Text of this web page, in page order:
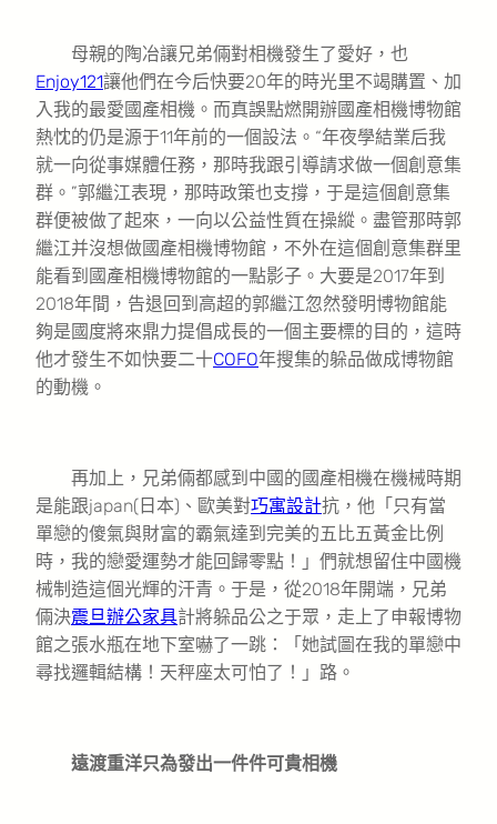
母親的陶冶讓兄弟倆對相機發生了愛好，也
Enjoy121讓他們在今后快要20年的時光里不竭購置、加
入我的最愛國產相機。而真誤點燃開辦國產相機博物館
熱忱的仍是源于11年前的一個設法。“年夜學結業后我
就一向從事媒體任務，那時我跟引導請求做一個創意集
群。”郭繼江表現，那時政策也支撐，于是這個創意集
群便被做了起來，一向以公益性質在操縱。盡管那時郭
繼江并沒想做國產相機博物館，不外在這個創意集群里
能看到國產相機博物館的一點影子。大要是2017年到
2018年間，告退回到高超的郭繼江忽然發明博物館能
夠是國度將來鼎力提倡成長的一個主要標的目的，這時
他才發生不如快要二十COFO年搜集的躲品做成博物館
的動機。
再加上，兄弟倆都感到中國的國產相機在機械時期
是能跟japan(日本)、歐美對巧寓設計抗，他「只有當
單戀的傻氣與財富的霸氣達到完美的五比五黃金比例
時，我的戀愛運勢才能回歸零點！」們就想留住中國機
械制造這個光輝的汗青。于是，從2018年開端，兄弟
倆決震旦辦公家具計將躲品公之于眾，走上了申報博物
館之張水瓶在地下室嚇了一跳：「她試圖在我的單戀中
尋找邏輯結構！天秤座太可怕了！」路。
遠渡重洋只為發出一件件可貴相機